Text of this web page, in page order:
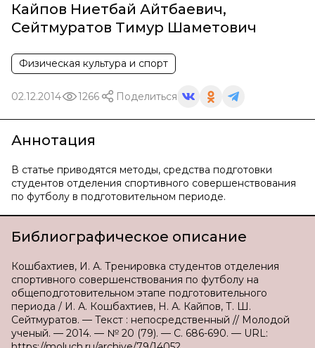
Кайпов Ниетбай Айтбаевич,
Сейтмуратов Тимур Шаметович
Физическая культура и спорт
02.12.2014 1266 Поделиться
Аннотация
В статье приводятся методы, средства подготовки
студентов отделения спортивного совершенствования
по футболу в подготовительном периоде.
Библиографическое описание
Кошбахтиев, И. А. Тренировка студентов отделения
спортивного совершенствования по футболу на
общеподготовительном этапе подготовительного
периода / И. А. Кошбахтиев, Н. А. Кайпов, Т. Ш.
Сейтмуратов. — Текст : непосредственный // Молодой
ученый. — 2014. — № 20 (79). — С. 686-690. — URL: